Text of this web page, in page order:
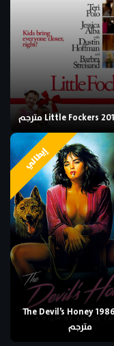
إيطالي
فيلم The Devil’s Honey 1986
مترجم